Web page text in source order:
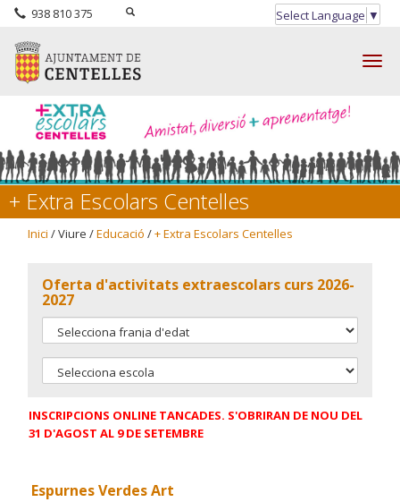
938 810 375 Select Language ▼
+ Extra Escolars Centelles
Inici / Viure /Educació /+ Extra Escolars Centelles
Oferta d'activitats extraescolars curs 2026-
2027
INSCRIPCIONS ONLINE TANCADES. S'OBRIRAN DE NOU DEL
31 D'AGOST AL 9 DE SETEMBRE
Espurnes Verdes Art